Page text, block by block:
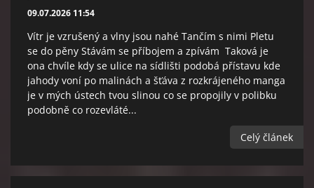
09.07.2026 11:54
Vítr je vzrušený a vlny jsou nahé Tančím s nimi Pletu
se do pěny Stávám se příbojem a zpívám Taková je
ona chvíle kdy se ulice na sídlišti podobá přístavu kde
jahody voní po malinách a šťáva z rozkrájeného manga
je v mých ústech tvou slinou co se propojily v polibku
podobně co rozevláté...
Celý článek